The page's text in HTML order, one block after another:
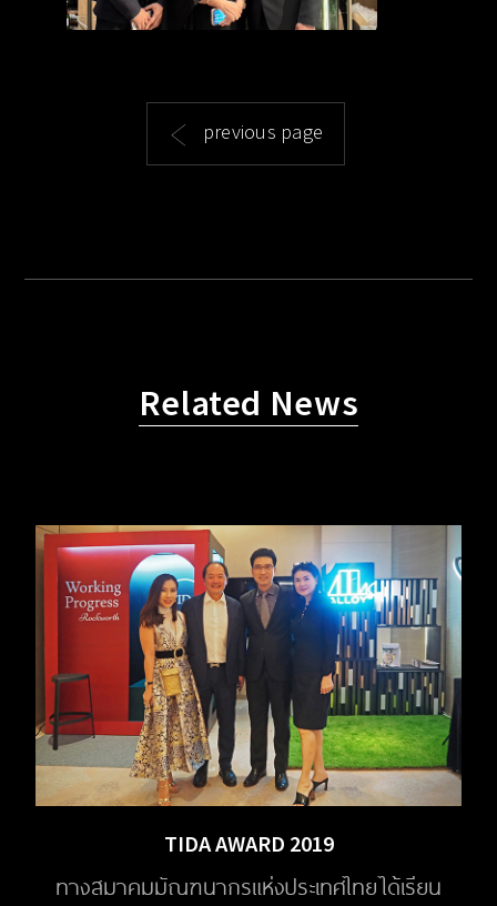
previous page
Related News
TIDA AWARD 2019
ทางสมาคมมัณฑนากรแห่งประเทศไทย ได้เรียน